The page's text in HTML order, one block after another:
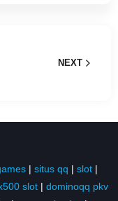
NEXT
| situs qq | slot |
slot | dominoqq pkv